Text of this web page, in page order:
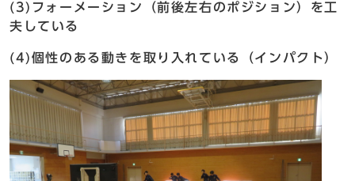
(3)フォーメーション（前後左右のポジション）を工
夫している
(4)個性のある動きを取り入れている（インパクト）